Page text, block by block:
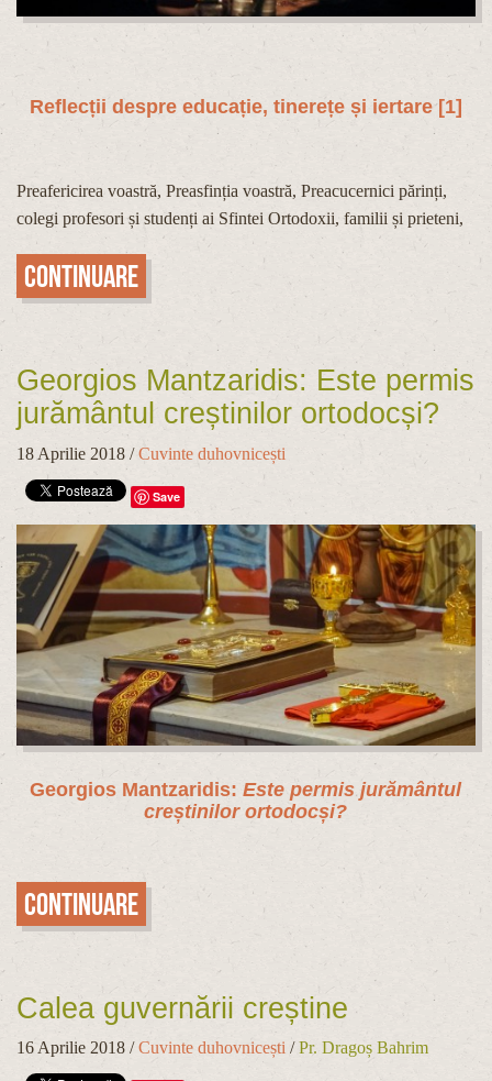
Reflecții despre educație, tinerețe și iertare [1]
Preafericirea voastră, Preasfinția voastră, Preacucernici părinți,
colegi profesori și studenți ai Sfintei Ortodoxii, familii și prieteni,
Continuare
Georgios Mantzaridis: Este permis
jurământul creștinilor ortodocși?
18 Aprilie 2018 /Cuvinte duhovnicești
Save
Georgios Mantzaridis:Este permis jurământul
creștinilor ortodocși?
Continuare
Calea guvernării creștine
16 Aprilie 2018 /Cuvinte duhovnicești /Pr. Dragoș Bahrim